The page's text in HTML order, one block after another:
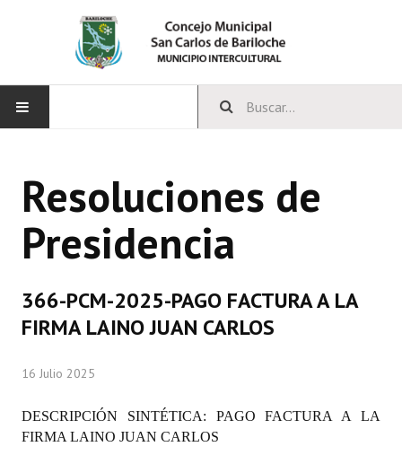
CONCEJO
Bloques Políticos
Comisiones Permanentes
Programas
Resoluciones de
Presidencia
366-PCM-2025-PAGO FACTURA A LA
FIRMA LAINO JUAN CARLOS
16 Julio 2025
DESCRIPCIÓN SINTÉTICA: PAGO FACTURA A LA
FIRMA LAINO JUAN CARLOS